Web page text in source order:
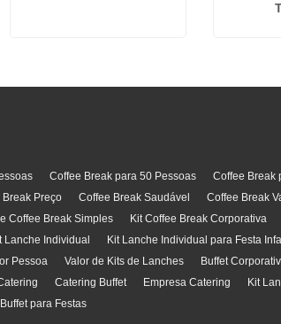
Coffee Break para 50 Pessoas Coffee Break
Break Preço Coffee Break Saudável Coffee Break
Coffee Break Simples Kit Coffee Break Corporativa
Lanche Individual Kit Lanche Individual para Festa
Pessoa Valor de Kits de Lanches Buffet
Catering Buffet Empresa Catering Kit
para Festas